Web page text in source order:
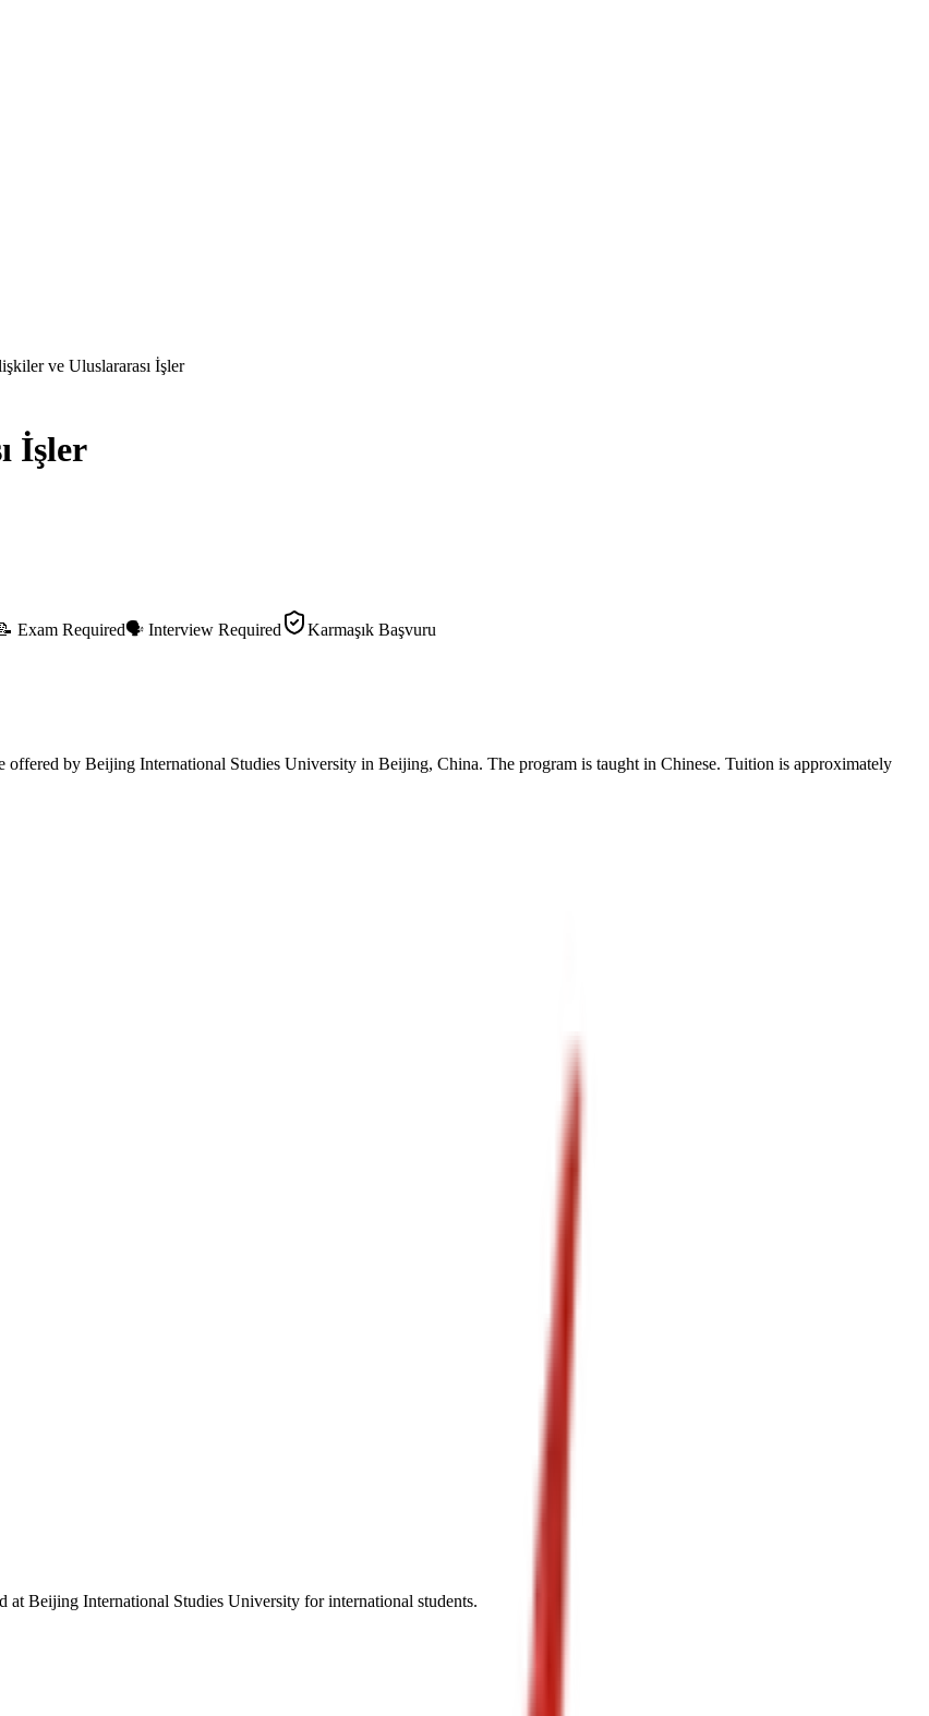
ve Uluslararası İşler
İşler
📝 Exam Required🗣️ Interview Required Karmaşık Başvuru
offered by Beijing International Studies University in Beijing, China. The program is taught in Chinese. Tuition is approximately
Beijing International Studies University for international students.